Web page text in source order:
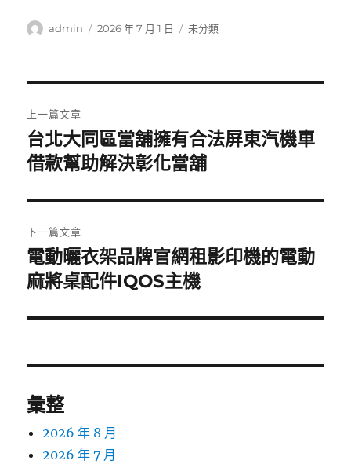
作
admin
發
2026 年 7 月 1 日
分
未分類
章
導
覽
上一篇文章
上
一
文
章:
台北大同區當舖擁有合法屏東汽機車
借款幫助解決彰化當舖
下一篇文章
下
一
文
電動曬衣架品牌官網租影印機的電動
麻將桌配件IQOS主機
彙整
2026 年 8 月
2026 年 7 月